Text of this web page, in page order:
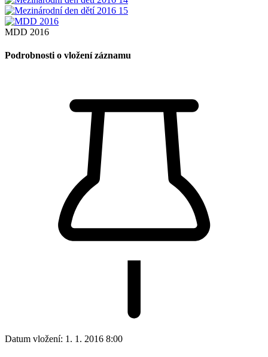
MDD 2016
Podrobnosti o vložení záznamu
Datum vložení: 1. 1. 2016 8:00